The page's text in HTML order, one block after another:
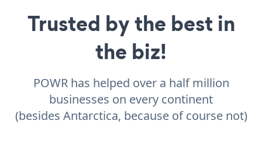
Trusted by the best in
the biz!
POWR has helped over a half million
businesses on every continent
(besides Antarctica, because of course not)